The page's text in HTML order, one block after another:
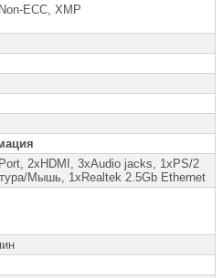
ECC, XMP
2xHDMI, 3xAudio jacks, 1xPS/2
Мышь, 1xRealtek 2.5Gb Ethernet